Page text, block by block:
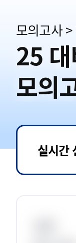
모의고사>
25
모의
실시간